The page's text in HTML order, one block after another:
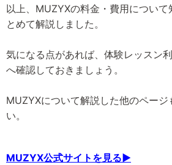
以上、MUZYXの料金・費用について
とめて解説しました。
気になる点があれば、体験レッスン
へ確認しておきましょう。
MUZYXについて解説した他のページ
い。
MUZYX公式サイトを見る▶